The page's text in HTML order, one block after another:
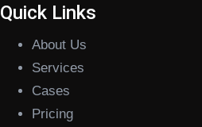
Quick Links
About Us
Services
Cases
Pricing